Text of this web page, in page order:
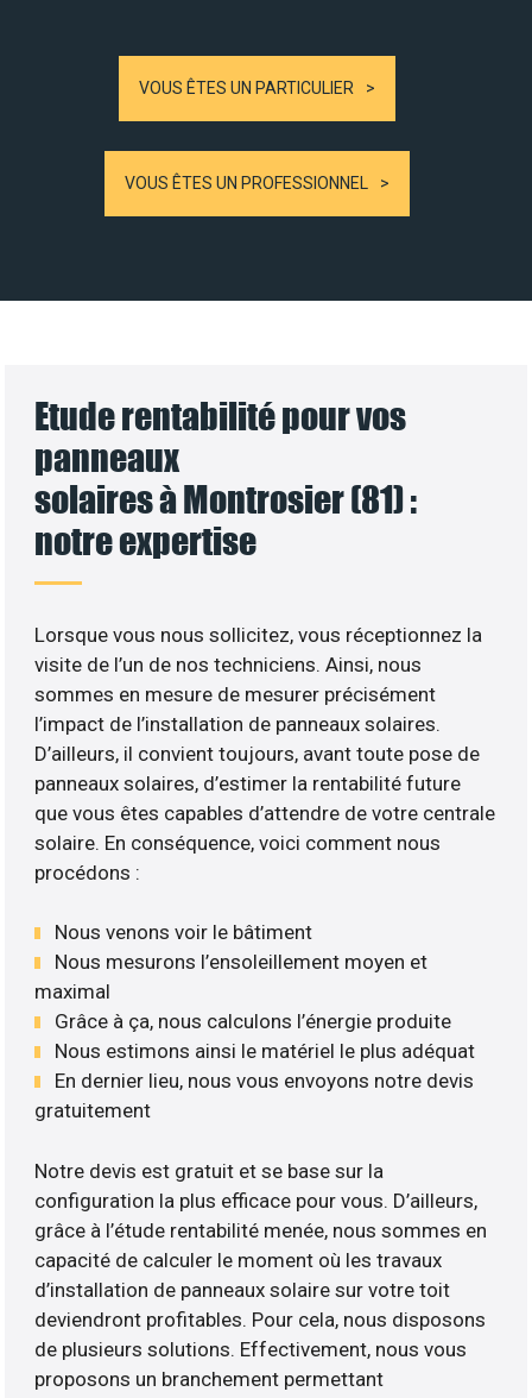
VOUS ÊTES UN PARTICULIER
VOUS ÊTES UN PROFESSIONNEL
Etude rentabilité pour vos
panneaux
solaires à Montrosier (81) :
notre expertise
Lorsque vous nous sollicitez, vous réceptionnez la
visite de l’un de nos techniciens. Ainsi, nous
sommes en mesure de mesurer précisément
l’impact de l’installation de panneaux solaires.
D’ailleurs, il convient toujours, avant toute pose de
panneaux solaires, d’estimer la rentabilité future
que vous êtes capables d’attendre de votre centrale
solaire. En conséquence, voici comment nous
procédons :
Nous venons voir le bâtiment
Nous mesurons l’ensoleillement moyen et
maximal
Grâce à ça, nous calculons l’énergie produite
Nous estimons ainsi le matériel le plus adéquat
En dernier lieu, nous vous envoyons notre devis
gratuitement
Notre devis est gratuit et se base sur la
configuration la plus efficace pour vous. D’ailleurs,
grâce à l’étude rentabilité menée, nous sommes en
capacité de calculer le moment où les travaux
d’installation de panneaux solaire sur votre toit
deviendront profitables. Pour cela, nous disposons
de plusieurs solutions. Effectivement, nous vous
proposons un branchement permettant